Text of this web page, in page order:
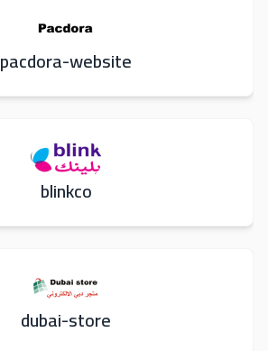
pacdora-website
blinkco
dubai-store